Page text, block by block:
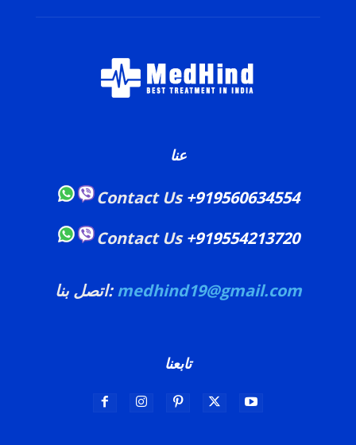
عنا
Contact Us +919560634554
Contact Us +919554213720
اتصل بنا:medhind19@gmail.com
تابعنا